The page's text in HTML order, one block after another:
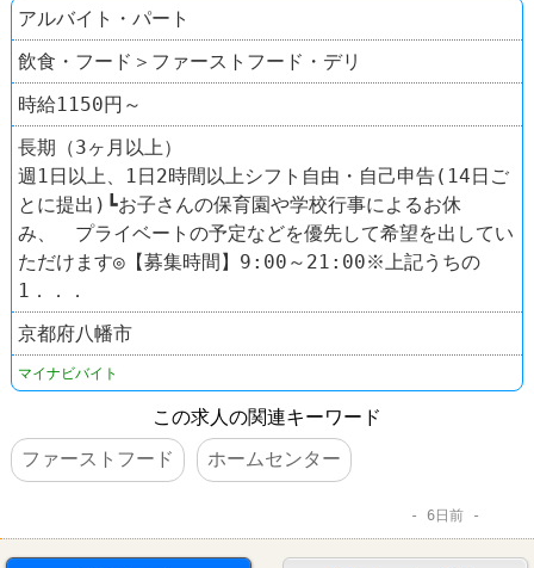
アルバイト・パート
飲食・フード＞ファーストフード・デリ
時給1150円～
長期（3ヶ月以上）
週1日以上、1日2時間以上シフト自由・自己申告(14日ご
とに提出)┗お子さんの保育園や学校行事によるお休
み、 プライベートの予定などを優先して希望を出してい
ただけます◎【募集時間】9:00～21:00※上記うちの
1．．．
京都府八幡市
マイナビバイト
この求人の関連キーワード
ファーストフード
ホームセンター
6日前